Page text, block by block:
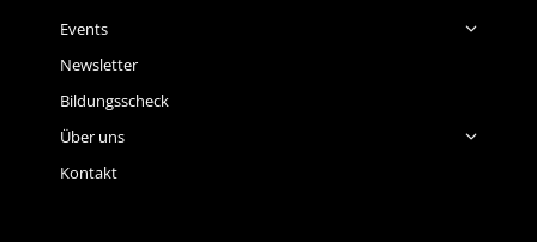
Events
Newsletter
Bildungsscheck
Über uns
Kontakt